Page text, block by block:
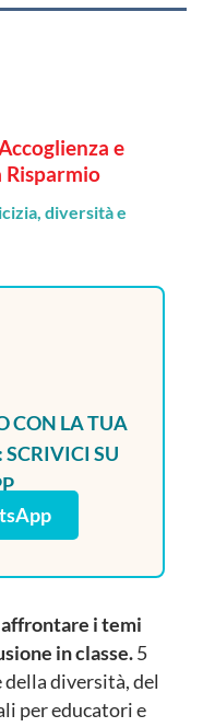
e
diversità e
CON LA TUA
SCRIVICI SU
i temi
in classe.5
diversità, del
per educatori e